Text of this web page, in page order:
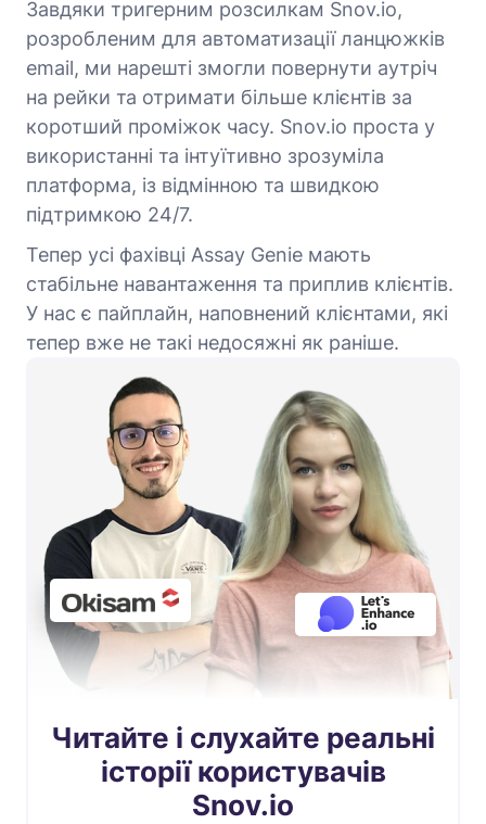
Завдяки тригерним розсилкам Snov.io,
розробленим для автоматизації ланцюжків
email, ми нарешті змогли повернути аутріч
на рейки та отримати більше клієнтів за
коротший проміжок часу. Snov.io проста у
використанні та інтуїтивно зрозуміла
платформа, із відмінною та швидкою
підтримкою 24/7.
Тепер усі фахівці Assay Genie мають
стабільне навантаження та приплив клієнтів.
У нас є пайплайн, наповнений клієнтами, які
тепер вже не такі недосяжні як раніше.
Читайте і слухайте реальні
історії користувачів
Snov.io